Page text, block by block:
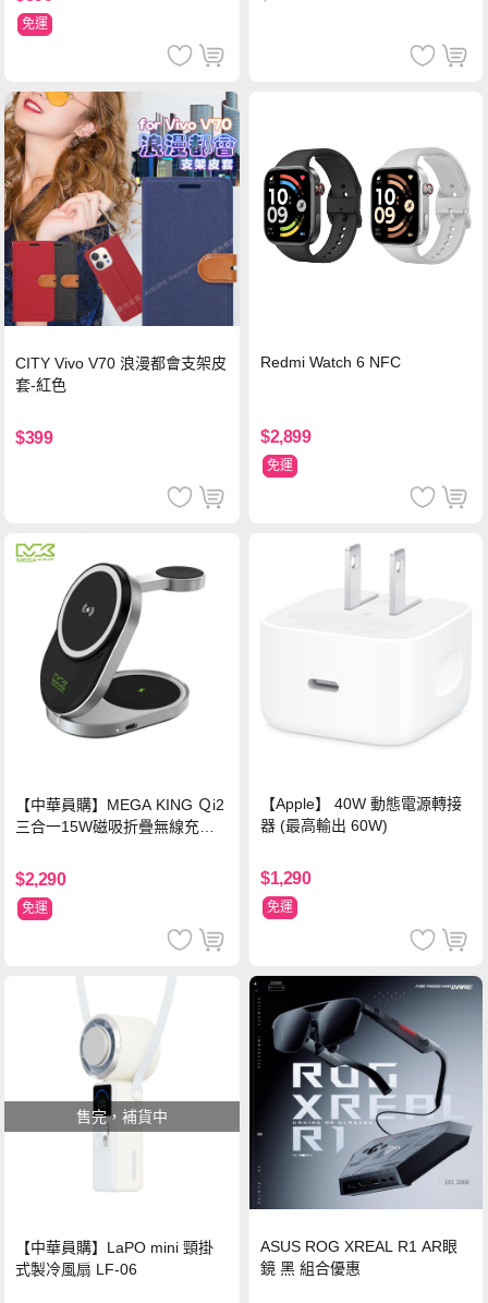
免運
CITY Vivo V70 浪漫都會支架皮
套-紅色
$399
Redmi Watch 6 NFC
$2,899
免運
【中華員購】MEGA KING Ｑi2
三合一15W磁吸折疊無線充電
$2,290
免運
【Apple】 40W 動態電源轉接
器 (最高輸出 60W)
$1,290
免運
售完，補貨中
【中華員購】LaPO mini 頸掛
式製冷風扇 LF-06
ASUS ROG XREAL R1 AR眼
鏡 黑 組合優惠